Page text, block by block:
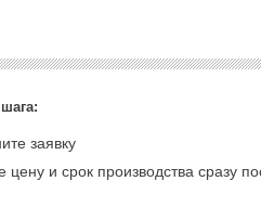
заявку
цену и срок производства сразу